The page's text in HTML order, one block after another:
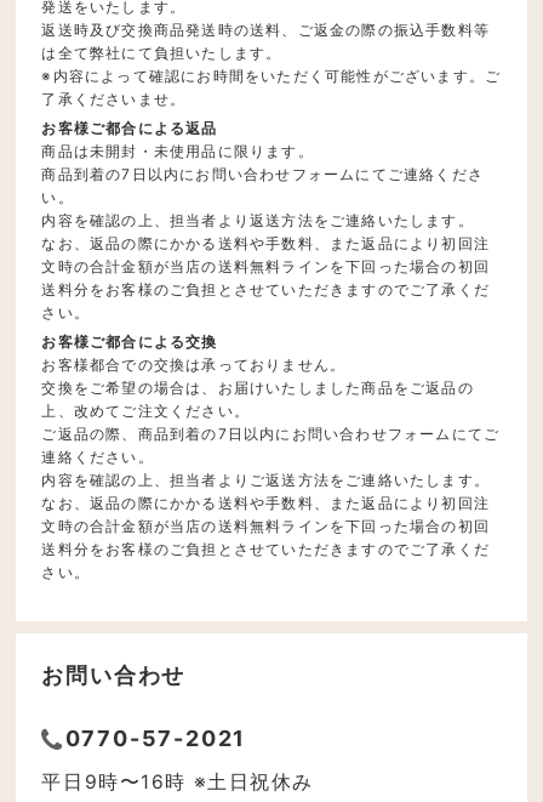
発送をいたします。
返送時及び交換商品発送時の送料、ご返金の際の振込手数料等
は全て弊社にて負担いたします。
※内容によって確認にお時間をいただく可能性がございます。ご
了承くださいませ。
お客様ご都合による返品
商品は未開封・未使用品に限ります。
商品到着の7日以内にお問い合わせフォームにてご連絡くださ
い。
内容を確認の上、担当者より返送方法をご連絡いたします。
なお、返品の際にかかる送料や手数料、また返品により初回注
文時の合計金額が当店の送料無料ラインを下回った場合の初回
送料分をお客様のご負担とさせていただきますのでご了承くだ
さい。
お客様ご都合による交換
お客様都合での交換は承っておりません。
交換をご希望の場合は、お届けいたしました商品をご返品の
上、改めてご注文ください。
ご返品の際、商品到着の7日以内にお問い合わせフォームにてご
連絡ください。
内容を確認の上、担当者よりご返送方法をご連絡いたします。
なお、返品の際にかかる送料や手数料、また返品により初回注
文時の合計金額が当店の送料無料ラインを下回った場合の初回
送料分をお客様のご負担とさせていただきますのでご了承くだ
さい。
お問い合わせ
0770-57-2021
平日9時〜16時 ※土日祝休み